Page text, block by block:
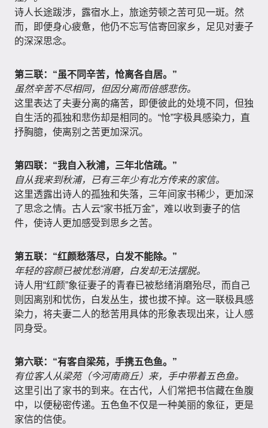
诗人长途跋涉，露宿水上，旅途劳顿之苦可见一斑。然
而，即便身心疲惫，他仍不忘写信寄回家乡，足见对妻子
的深深思念。
第三联：“虽不同辛苦，怆离各自居。”
虽然辛苦不尽相同，但因分离而倍感悲伤。
这里表达了夫妻分离的痛苦，即便彼此的处境不同，但独
自生活的孤独和悲伤却是相同的。“怆”字极具感染力，直
抒胸臆，使离别之苦更加深沉。
第四联：“我自入秋浦，三年北信疏。”
自从我来到秋浦，已有三年少有北方传来的家信。
这里透露出诗人的孤独和失落，三年间家书稀少，更加深
了思念之情。古人云“家书抵万金”，难以收到妻子的信
件，使诗人更加感受到思乡之苦。
第五联：“红颜愁落尽，白发不能除。”
年轻的容颜已被忧愁消磨，白发却无法摆脱。
诗人用“红颜”象征妻子的青春已被愁绪消磨殆尽，而自己
则因离别和忧伤，白发丛生，拔也拔不掉。这一联极具感
染力，将夫妻二人的愁苦用具体的形象表现出来，让人感
同身受。
第六联：“有客自梁苑，手携五色鱼。”
有位客人从梁苑（今河南商丘）来，手中带着五色鱼。
这里引出了家书的到来。在古代，人们常把书信藏在鱼腹
中，以便秘密传递。五色鱼不仅是一种美丽的象征，更是
家信的信使。